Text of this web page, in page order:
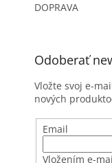
DOPRAVA
Odoberať
Vložte svoj e-
nových
Email
Vložením e-